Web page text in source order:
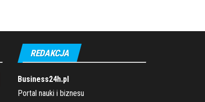
REDAKCJA
Business24h.pl
Portal nauki i biznesu